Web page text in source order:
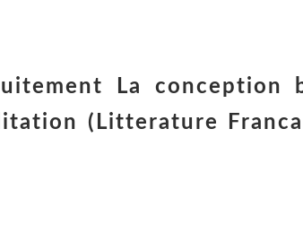
La conception
(Litterature